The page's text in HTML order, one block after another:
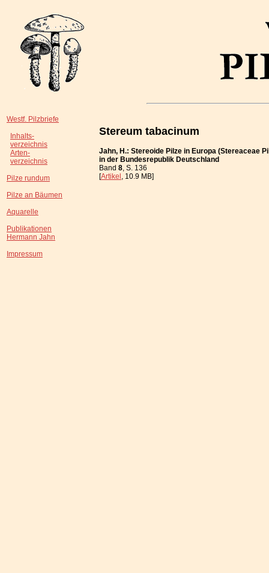
Westf. Pilzbriefe
Inhalts-
verzeichnis
Arten-
verzeichnis
Pilze rundum
Pilze an Bäumen
Aquarelle
Publikationen
Hermann Jahn
Impressum
Stereum tabacinum
Jahn, H.: Stereoide Pilze in Europa (Stereaceae
in der Bundesrepublik Deutschland
Band 8, S. 136
[Artikel, 10.9 MB]